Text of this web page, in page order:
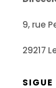
9, rue
29217
SIGUE